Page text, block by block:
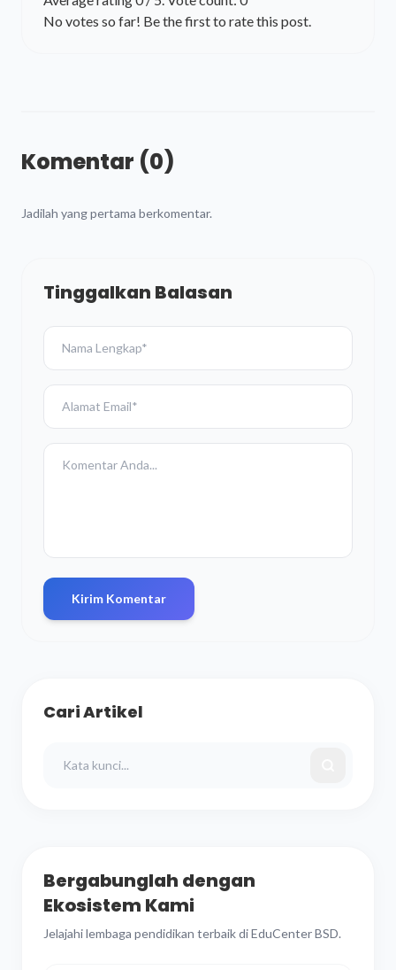
No votes so far! Be the first to rate this post.
Komentar (0)
Jadilah yang pertama berkomentar.
Tinggalkan Balasan
Kirim Komentar
Cari Artikel
Bergabunglah dengan
Ekosistem Kami
Jelajahi lembaga pendidikan terbaik di EduCenter BSD.